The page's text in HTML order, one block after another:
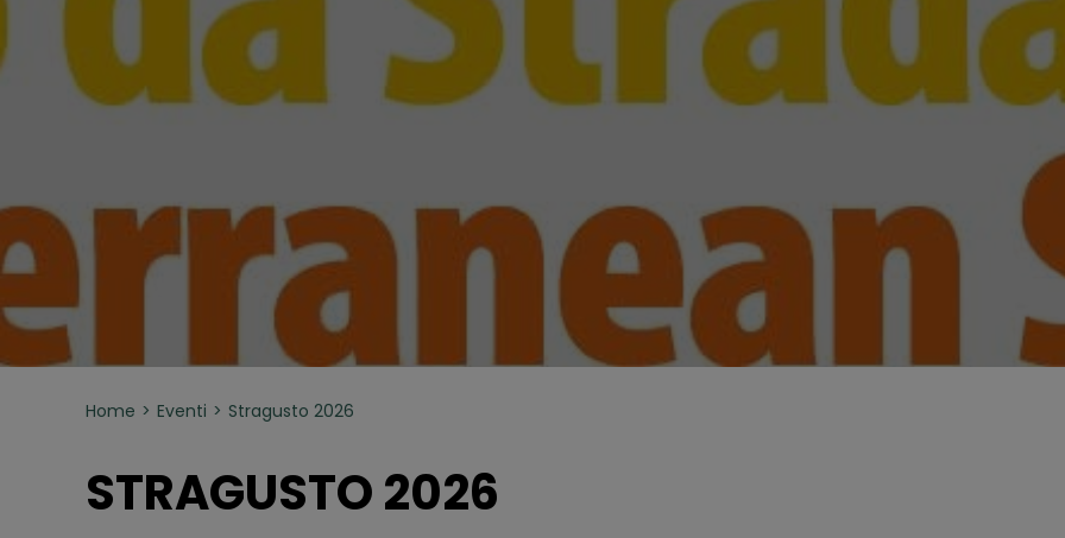
Home Eventi Stragusto 2026
STRAGUSTO 2026